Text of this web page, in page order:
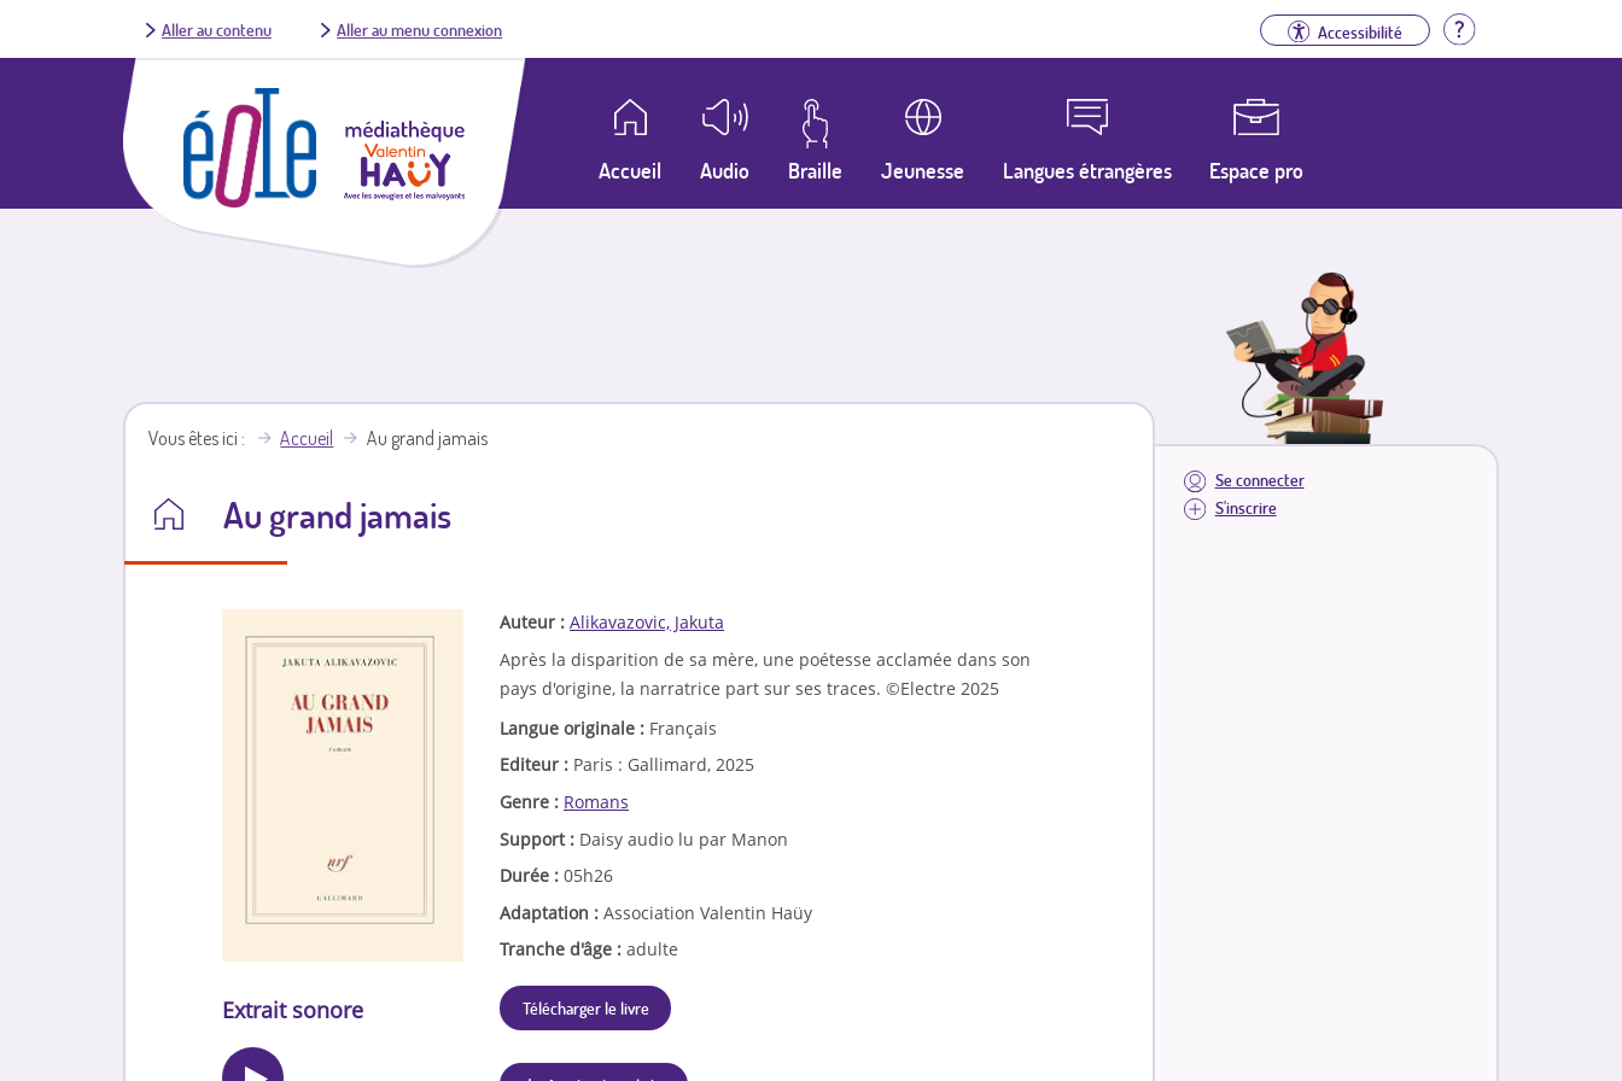
Aller au contenu Aller au menu connexion Accessibilité Aide
Accueil Audio Braille Jeunesse Langues étrangères Espace pro
Se connecter
S'inscrire
Vous êtes ici Accueil Au grand jamais
Au grand jamais
Auteur : Alikavazovic, Jakuta
Après la disparition de sa mère, une poétesse acclamée dans son
pays d'origine, la narratrice part sur ses traces. ©Electre 2025
Langue originale : Français
Editeur : Paris : Gallimard, 2025
Genre : Romans
Support : Daisy audio lu par Manon
Durée : 05h26
Adaptation : Association Valentin Haüy
Tranche d'âge : adulte
Télécharger le livre
Extrait sonore